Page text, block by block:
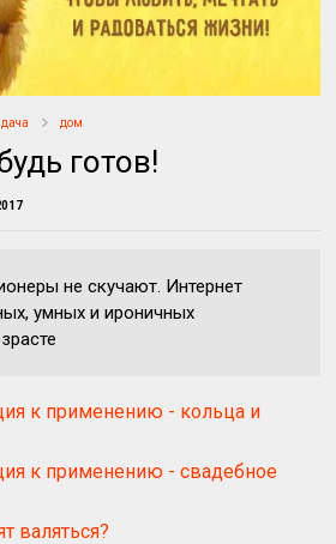
дом
готов!
не скучают. Интернет
умных и ироничных
к применению - кольца и
к применению - свадебное
валяться?